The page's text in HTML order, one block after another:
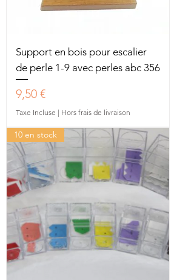
Support en bois pour escalier
de perle 1-9 avec perles abc 356
Prix
9,50 €
Taxe Incluse | Hors frais de livraison
10 en stock